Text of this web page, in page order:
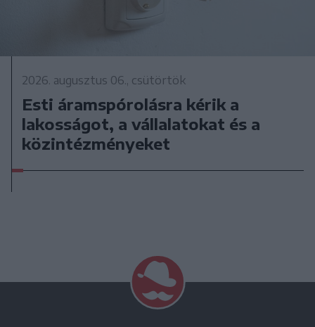
2026. augusztus 06., csütörtök
Esti áramspórolásra kérik a
lakosságot, a vállalatokat és a
közintézményeket